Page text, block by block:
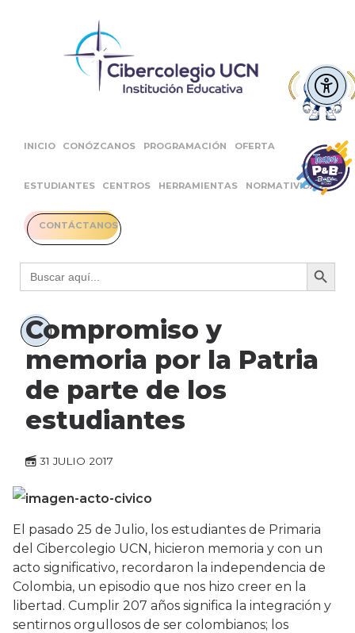
INICIO CONÓZCANOS PROGRAMACIÓN OFERTA
ESTUDIANTES CENTROS HERRAMIENTAS NORMATIVIDAD
CONTÁCTANOS
Buscar: Botón
Compromiso y
memoria por la Patria
de parte de los
estudiantes
31 JULIO 2017
El pasado 25 de Julio, los estudiantes de Primaria
del Cibercolegio UCN, hicieron memoria y con un
acto significativo, recordaron la independencia de
Colombia, un episodio que nos hizo creer en la
libertad. Cumplir 207 años significa la integración y
sentirnos orgullosos de ser colombianos; los